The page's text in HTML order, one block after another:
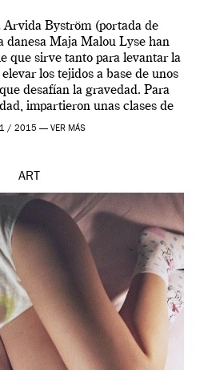
Arvida Byström (portada de
danesa Maja Malou Lyse han
que sirve tanto para levantar la
los tejidos a base de unos
desafían la gravedad. Para
impartieron unas clases de
en el Tate […]
/ 2015 — VER MÁS
ART